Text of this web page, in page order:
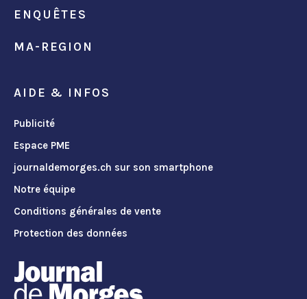
ENQUÊTES
MA-REGION
AIDE & INFOS
Publicité
Espace PME
journaldemorges.ch sur son smartphone
Notre équipe
Conditions générales de vente
Protection des données